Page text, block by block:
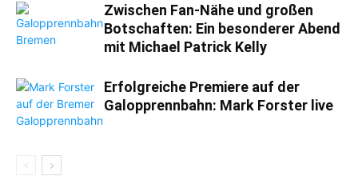
Zwischen Fan-Nähe und großen
Botschaften: Ein besonderer Abend
mit Michael Patrick Kelly
Erfolgreiche Premiere auf der
Galopprennbahn: Mark Forster live